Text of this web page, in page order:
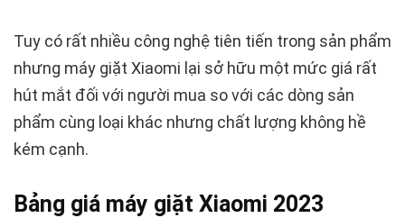
Tuy có rất nhiều công nghệ tiên tiến trong sản phẩm
nhưng máy giặt Xiaomi lại sở hữu một mức giá rất
hút mắt đối với người mua so với các dòng sản
phẩm cùng loại khác nhưng chất lượng không hề
kém cạnh.
Bảng giá máy giặt Xiaomi 2023